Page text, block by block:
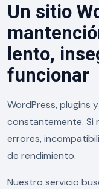
Un sitio
lento,
funcionar
WordPress, plugins
constantemente. Si
errores,
de rendimiento.
Nuestro servicio